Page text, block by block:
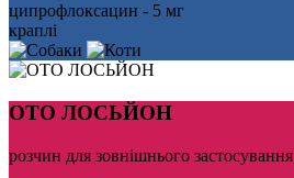
ципрофлоксацин - 5 мг
краплі
ОТО ЛОСЬЙОН
розчин для зовнішнього застосування